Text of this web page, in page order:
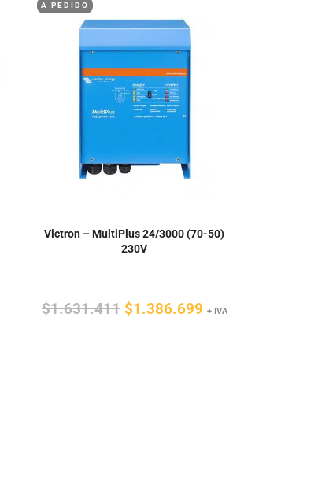
A PEDIDO
Victron – MultiPlus 24/3000 (70-50)
230V
$1.631.411 El
$1.386.699El+ IVA